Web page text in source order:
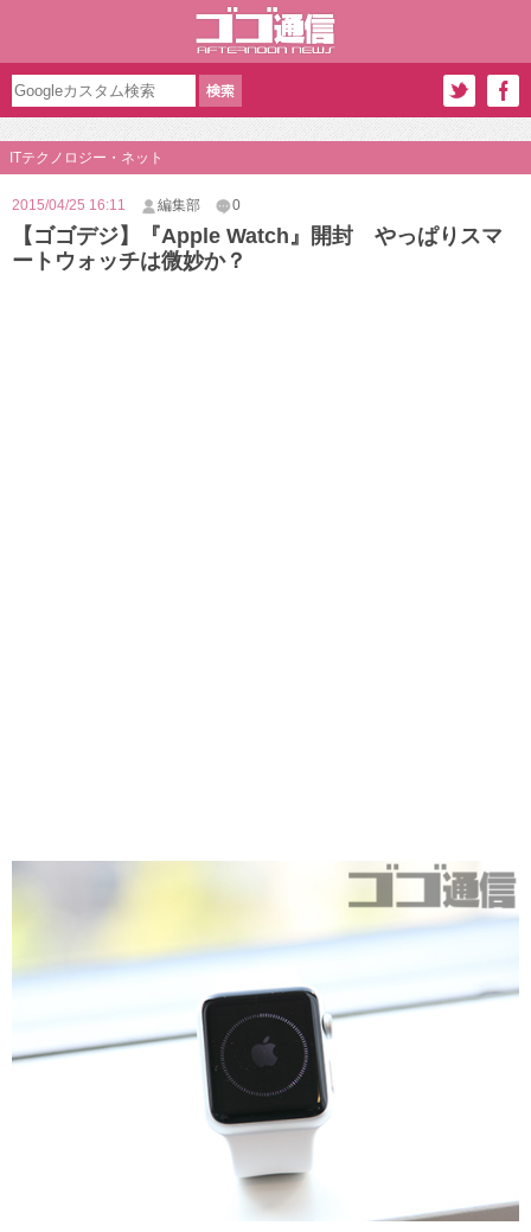
ITテクノロジー・ネット
2015/04/25 16:11 編集部 0
【ゴゴデジ】『Apple Watch』開封 やっぱりスマ
ートウォッチは微妙か？